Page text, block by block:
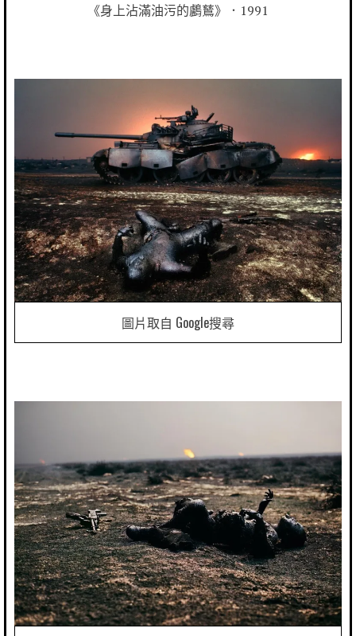
《身上沾滿油污的鸕鶿》．1991
圖片取自 Google搜尋